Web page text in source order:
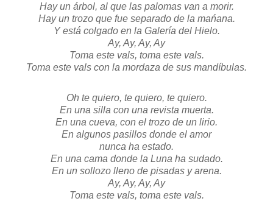
Hay un árbol, al que las palomas van a morir.
Hay un trozo que fue separado de la mańana.
Y está colgado en la Galería del Hielo.
Ay, Ay, Ay, Ay
Toma este vals, toma este vals.
Toma este vals con la mordaza de sus mandíbulas.
Oh te quiero, te quiero, te quiero.
En una silla con una revista muerta.
En una cueva, con el trozo de un lirio.
En algunos pasillos donde el amor
nunca ha estado.
En una cama donde la Luna ha sudado.
En un sollozo lleno de pisadas y arena.
Ay, Ay, Ay, Ay
Toma este vals, toma este vals.